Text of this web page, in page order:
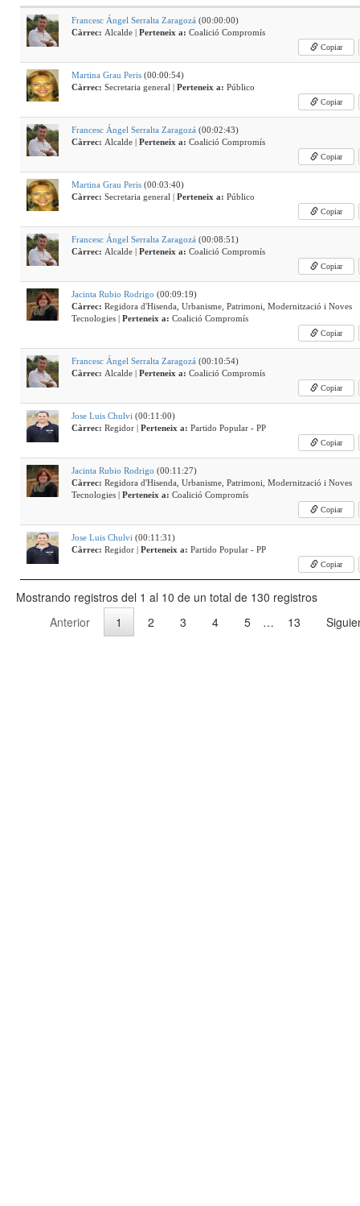
Francesc Ángel Serralta Zaragozá (00:00:00)
Càrrec: Alcalde | Perteneix a: Coalició Compromís
Copiar
Martina Grau Peris (00:00:54)
Càrrec: Secretaria general | Perteneix a: Público
Copiar
Francesc Ángel Serralta Zaragozá (00:02:43)
Càrrec: Alcalde | Perteneix a: Coalició Compromís
Copiar
Martina Grau Peris (00:03:40)
Càrrec: Secretaria general | Perteneix a: Público
Copiar
Francesc Ángel Serralta Zaragozá (00:08:51)
Càrrec: Alcalde | Perteneix a: Coalició Compromís
Copiar
Jacinta Rubio Rodrigo (00:09:19)
Càrrec: Regidora d'Hisenda, Urbanisme, Patrimoni, Modernització i Noves
Tecnologies | Perteneix a: Coalició Compromís
Copiar
Francesc Ángel Serralta Zaragozá (00:10:54)
Càrrec: Alcalde | Perteneix a: Coalició Compromís
Copiar
Jose Luis Chulvi (00:11:00)
Càrrec: Regidor | Perteneix a: Partido Popular - PP
Copiar
Jacinta Rubio Rodrigo (00:11:27)
Càrrec: Regidora d'Hisenda, Urbanisme, Patrimoni, Modernització i Noves
Tecnologies | Perteneix a: Coalició Compromís
Copiar
Jose Luis Chulvi (00:11:31)
Càrrec: Regidor | Perteneix a: Partido Popular - PP
Copiar
Mostrando registros del 1 al 10 de un total de 130 registros
Anterior
1 2 3 4 5 … 13